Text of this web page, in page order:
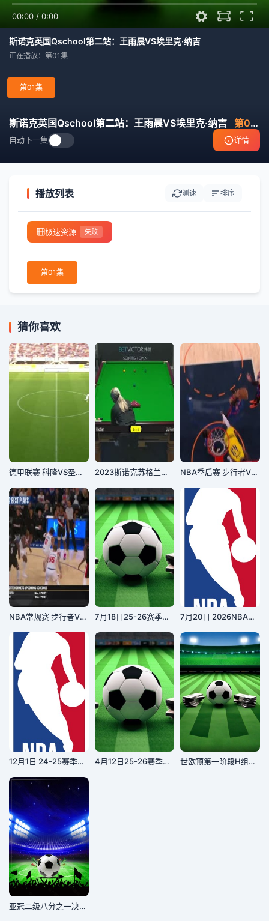
00:00 / 0:00
斯诺克英国Qschool第二站：王雨晨VS埃里克·纳吉
正在播放：第01集
第01集
斯诺克英国Qschool第二站：王雨晨VS埃里克·纳吉 第01集
自动下一集 详情
播放列表 测速 排序
极速资源 失败
第01集
猜你喜欢
德甲联赛 科隆VS圣保利 20251206 2023斯诺克苏格兰公开赛刘宏宇2-4吕昊天20231213 NBA季后赛 步行者VS尼克斯 20240515
NBA常规赛 步行者VS开拓者 20240120 7月18日25-26赛季湖北省城市足球联赛 潜江龙虾队VS恩施小土豆队 7月20日 2026NBA夏季联赛 掘金VS猛龙
12月1日 24-25赛季NBA常规赛 76人VS活塞 4月12日25-26赛季意甲联赛 帕尔马VS那不勒斯 世欧预第一阶段H组第10轮 奥地利VS波黑
亚冠二级八分之一决赛：伊尔比德侯赛因VS德黑兰独立20260218